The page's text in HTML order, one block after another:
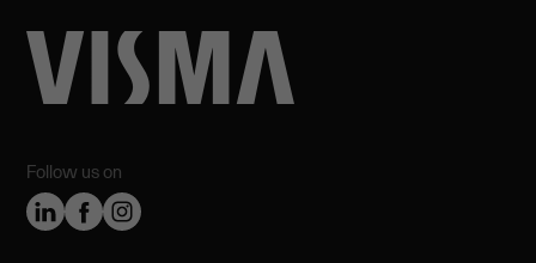
Follow us on